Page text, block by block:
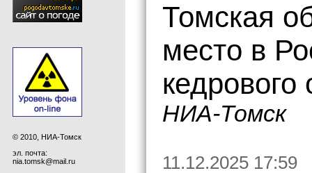
© 2010, НИА-Томск
эл. почта:
nia.tomsk@mail.ru
Томская
место в
кедрового
НИА-Томск
11.12.2025 17:59